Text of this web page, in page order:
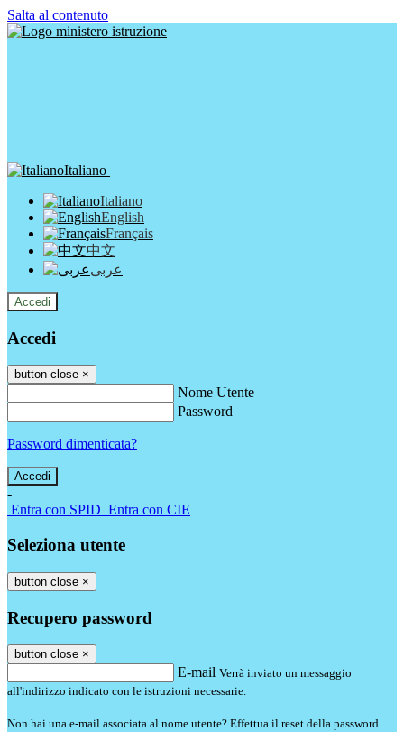
Salta al contenuto
Italiano
Italiano
English
Français
中文
عربى
Accedi
Accedi
button close ×
Nome Utente
Password
Password dimenticata?
-
Entra con SPID Entra con CIE
Seleziona utente
button close ×
Recupero password
button close ×
E-mail Verrà inviato un messaggio
all'indirizzo indicato con le istruzioni necessarie.
Non hai una e-mail associata al nome utente? Effettua il reset della password